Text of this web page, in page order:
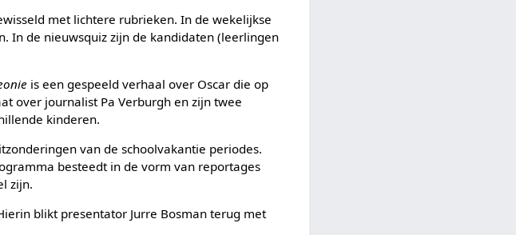
met lichtere rubrieken. In de wekelijkse
In de nieuwsquiz zijn de kandidaten (leerlingen
is een gespeeld verhaal over Oscar die op
over journalist Pa Verburgh en zijn twee
kinderen.
van de schoolvakantie periodes.
besteedt in de vorm van reportages
zijn.
blikt presentator Jurre Bosman terug met